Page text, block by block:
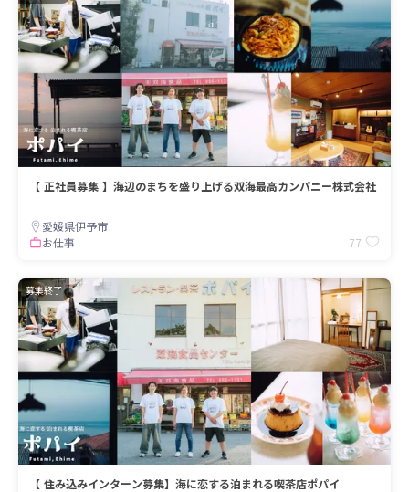
【 正社員募集 】海辺のまちを盛り上げる双海最高カンパニー株式会社
愛媛県伊予市
お仕事
77
募集終了
【 住み込みインターン募集】海に恋する泊まれる喫茶店ポパイ